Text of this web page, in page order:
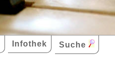
Infothek Suche